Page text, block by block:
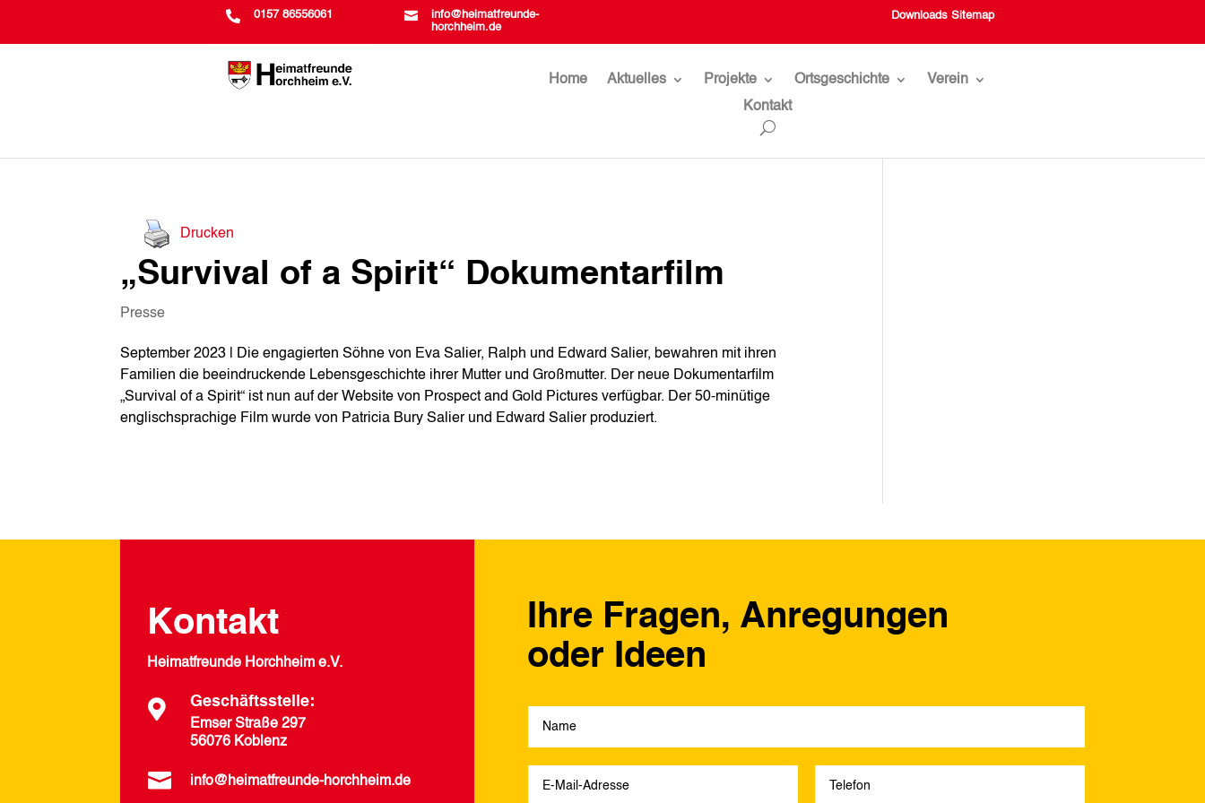
 0157 86556061 
info@heimatfreunde-
horchheim.de
Downloads Sitemap
Home Aktuelles Projekte Ortsgeschichte
Verein
Kontakt
Drucken
„Survival of a Spirit“ Dokumentarfilm
Presse
September 2023 | Die engagierten Söhne von Eva Salier, Ralph und Edward Salier, bewahren mit ihren
Familien die beeindruckende Lebensgeschichte ihrer Mutter und Großmutter. Der neue Dokumentarfilm
„Survival of a Spirit“ ist nun auf der Website von Prospect and Gold Pictures verfügbar. Der 50-minütige
englischsprachige Film wurde von Patricia Bury Salier und Edward Salier produziert.
Kontakt
Heimatfreunde Horchheim e.V.
 Geschäftsstelle:
Emser Straße 297
56076 Koblenz
 info@heimatfreunde-horchheim.de
Ihre Fragen, Anregungen
oder Ideen